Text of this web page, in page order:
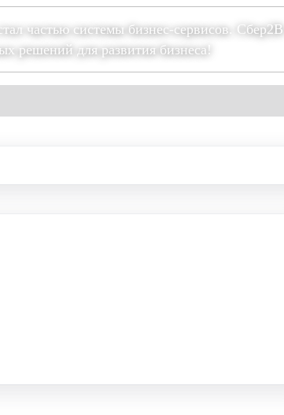
частью системы бизнес-сервисов.
решений для развития бизнеса!